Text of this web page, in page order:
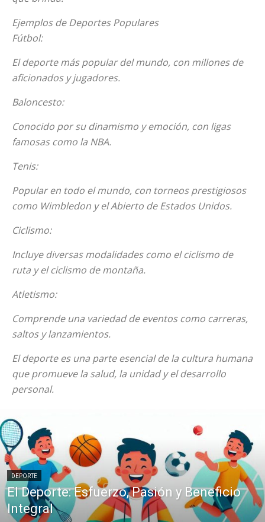
Ejemplos de Deportes Populares
Fútbol:
El deporte más popular del mundo, con millones de
aficionados y jugadores.
Baloncesto:
Conocido por su dinamismo y emoción, con ligas
famosas como la NBA.
Tenis:
Popular en todo el mundo, con torneos prestigiosos
como Wimbledon y el Abierto de Estados Unidos.
Ciclismo:
Incluye diversas modalidades como el ciclismo de
ruta y el ciclismo de montaña.
Atletismo:
Comprende una variedad de eventos como carreras,
saltos y lanzamientos.
El deporte es una parte esencial de la cultura humana
que promueve la salud, la unidad y el desarrollo
personal.
DEPORTE
El Deporte: Esfuerzo, Pasión y Beneficio
Integral